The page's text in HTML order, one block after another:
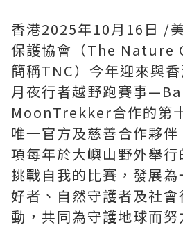
香港2025年10月16日 /
保護協會（The Nature
簡稱TNC）今年迎來與
月夜行者越野跑賽事
MoonTrekker合作的第
唯一官方及慈善合作夥
項每年於大嶼山野外舉
挑戰自我的比賽，發展
好者、自然守護者及社
動，共同為守護地球而努